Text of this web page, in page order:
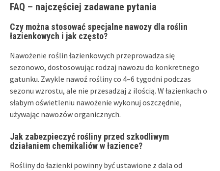
FAQ – najczęściej zadawane pytania
Czy można stosować specjalne nawozy dla roślin
łazienkowych i jak często?
Nawożenie roślin łazienkowych przeprowadza się
sezonowo, dostosowując rodzaj nawozu do konkretnego
gatunku. Zwykle nawoź rośliny co 4–6 tygodni podczas
sezonu wzrostu, ale nie przesadzaj z ilością. W łazienkach o
słabym oświetleniu nawożenie wykonuj oszczędnie,
używając nawozów organicznych.
Jak zabezpieczyć rośliny przed szkodliwym
działaniem chemikaliów w łazience?
Rośliny do łazienki powinny być ustawione z dala od